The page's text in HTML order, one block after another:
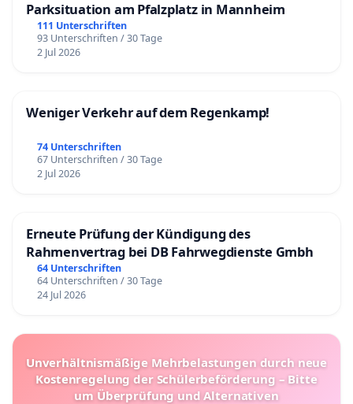
Parksituation am Pfalzplatz in Mannheim
111 Unterschriften
93 Unterschriften / 30 Tage
2 Jul 2026
Weniger Verkehr auf dem Regenkamp!
74 Unterschriften
67 Unterschriften / 30 Tage
2 Jul 2026
Erneute Prüfung der Kündigung des
Rahmenvertrag bei DB Fahrwegdienste Gmbh
64 Unterschriften
64 Unterschriften / 30 Tage
24 Jul 2026
Unverhältnismäßige Mehrbelastungen durch neue
Kostenregelung der Schülerbeförderung – Bitte
um Überprüfung und Alternativen